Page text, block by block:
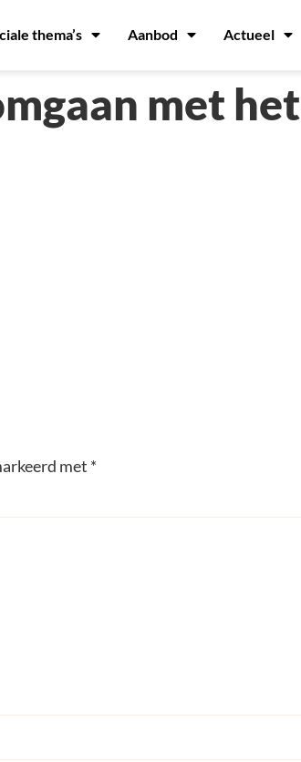
thema’s Aanbod Actueel
met het
met *